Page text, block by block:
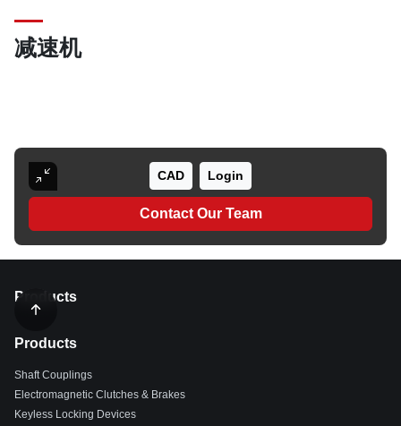
减速机
CAD Login
Contact Our Team
Products
Products
Shaft Couplings
Electromagnetic Clutches & Brakes
Keyless Locking Devices